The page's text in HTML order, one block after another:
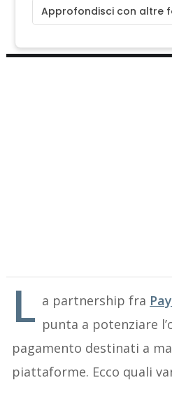
Approfondisci con altre
L a partnership fra
punta a potenziare
pagamento destinati a
piattaforme. Ecco quali